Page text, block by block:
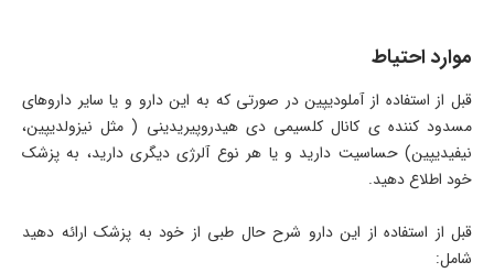
موارد احتیاط
قبل از استفاده از آملودیپین در صورتی که به این دارو و یا سایر داروهای
مسدود کننده ی کانال کلسیمی دی هیدروپیریدینی ( مثل نیزولدیپین،
نیفیدیپین) حساسیت دارید و یا هر نوع آلرژی دیگری دارید، به پزشک
خود اطلاع دهید.
قبل از استفاده از این دارو شرح حال طبی از خود به پزشک ارائه دهید
شامل: